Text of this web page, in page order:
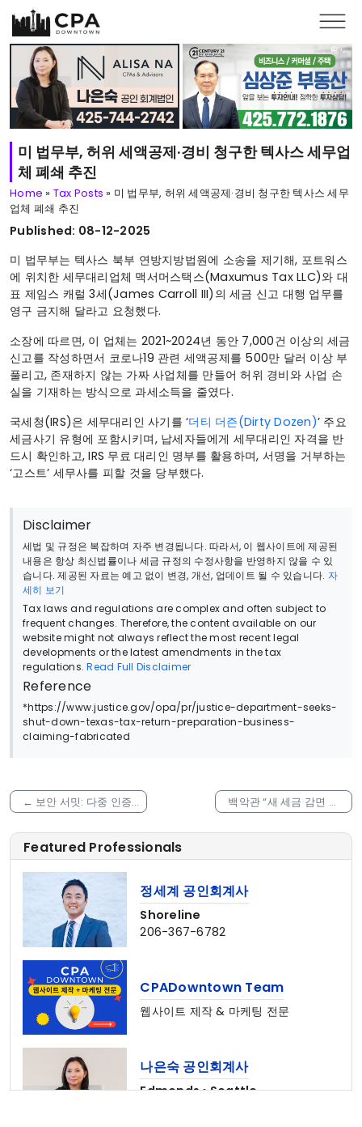
Skip to main content
미 법무부, 허위 세액공제·경비 청구한 텍사스 세무업
체 폐쇄 추진
Home » Tax Posts » 미 법무부, 허위 세액공제·경비 청구한 텍사스 세무
업체 폐쇄 추진
Published: 08-12-2025
미 법무부는 텍사스 북부 연방지방법원에 소송을 제기해, 포트워스
에 위치한 세무대리업체 맥서머스택스(Maxumus Tax LLC)와 대
표 제임스 캐럴 3세(James Carroll III)의 세금 신고 대행 업무를
영구 금지해 달라고 요청했다.
소장에 따르면, 이 업체는 2021~2024년 동안 7,000건 이상의 세금
신고를 작성하면서 코로나19 관련 세액공제를 500만 달러 이상 부
풀리고, 존재하지 않는 가짜 사업체를 만들어 허위 경비와 사업 손
실을 기재하는 방식으로 과세소득을 줄였다.
국세청(IRS)은 세무대리인 사기를 ‘더티 더즌(Dirty Dozen)’ 주요
세금사기 유형에 포함시키며, 납세자들에게 세무대리인 자격을 반
드시 확인하고, IRS 무료 대리인 명부를 활용하며, 서명을 거부하는
‘고스트’ 세무사를 피할 것을 당부했다.
Disclaimer
세법 및 규정은 복잡하며 자주 변경됩니다. 따라서, 이 웹사이트에 제공된
내용은 항상 최신법률이나 세금 규정의 수정사항을 반영하지 않을 수 있
습니다. 제공된 자료는 예고 없이 변경, 개선, 업데이트 될 수 있습니다. 자
세히 보기
Tax laws and regulations are complex and often subject to
frequent changes. Therefore, the content available on our
website might not always reflect the most recent legal
developments or the latest amendments in the tax
regulations.Read Full Disclaimer
Reference
*https://www.justice.gov/opa/pr/justice-department-seeks-
shut-down-texas-tax-return-preparation-business-
claiming-fabricated
← 보안 서밋: 다중 인증,
신원 보호 PIN, IRS 온라인
계정으로 세금 신원 도용
예방
백악관 “새 세금 감면 법
안, 모든 주에서 평균
3,752달러 세금 감면 효
Featured Professionals
정세계 공인회계사
Shoreline
206-367-6782
CPADowntown Team
웹사이트 제작 & 마케팅 전문
나은숙 공인회계사
Edmonds • Seattle